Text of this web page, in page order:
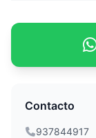
Contacto
937844917